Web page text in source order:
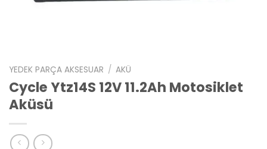
YEDEK PARÇA AKSESUAR / AKÜ
Cycle Ytz14S 12V 11.2Ah Motosiklet
Aküsü